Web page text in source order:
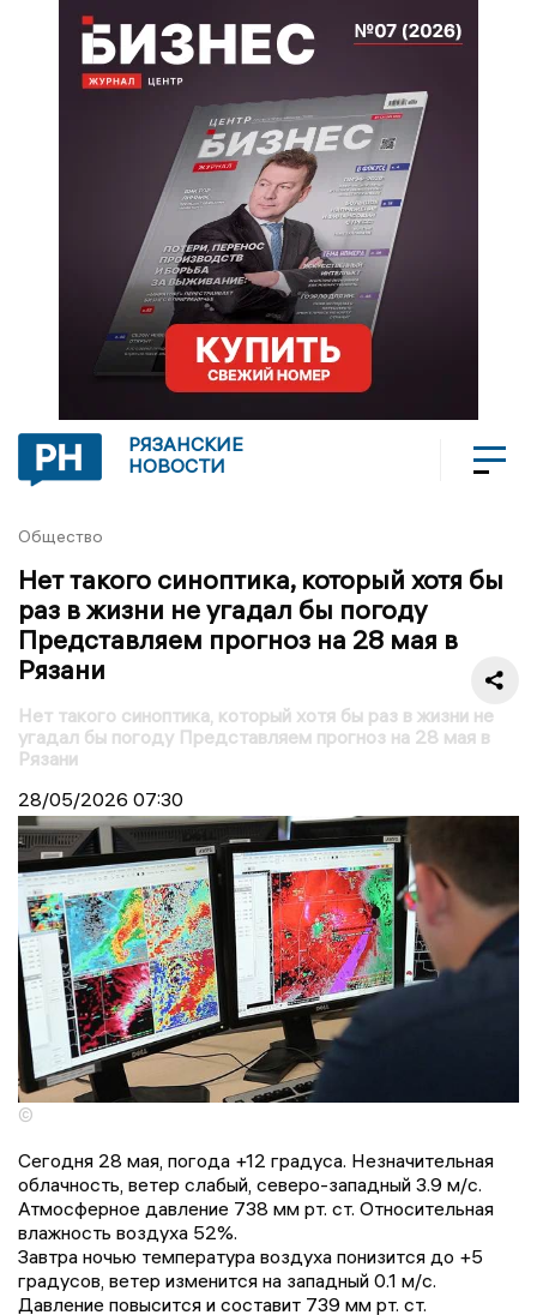
РЯЗАНСКИЕ
НОВОСТИ
Общество
Нет такого синоптика, который хотя бы
раз в жизни не угадал бы погоду
Представляем прогноз на 28 мая в
Рязани
Нет такого синоптика, который хотя бы раз в жизни не
угадал бы погоду Представляем прогноз на 28 мая в
Рязани
28/05/2026 07:30
©
Сегодня 28 мая, погода +12 градусa. Незначительная
облачность, ветер слабый, северо-западный 3.9 м/с.
Атмосферное давление 738 мм рт. ст. Относительная
влажность воздуха 52%.
Завтра ночью температура воздуха понизится до +5
градусов, ветер изменится на западный 0.1 м/с.
Давление повысится и составит 739 мм рт. ст.